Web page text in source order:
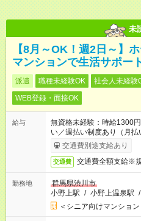
未
【8月～OK！週2日～】
マンションで生活サポー
派遣 職種未経験OK 社会人未経験
WEB登録・面接OK
給与
無資格未経験：時給
い／週払い制度あり（月
完了次第のお支払いとなり
交通費別途支給あり
交通費 交通費全額支給※
勤務地
群馬県渋川市
小野上駅 / 小野上温泉駅 /
＜シニア向けマンション